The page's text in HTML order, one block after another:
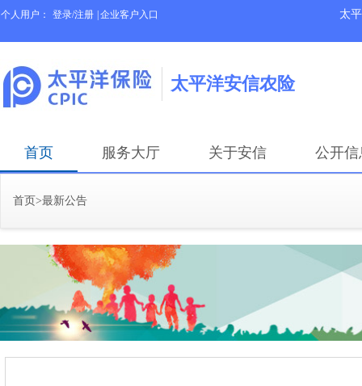
个人用户： 登录/注册 企业客户入口 太
太平洋安信农险
首页 服务大厅 关于安信 公开
首页>最新公告